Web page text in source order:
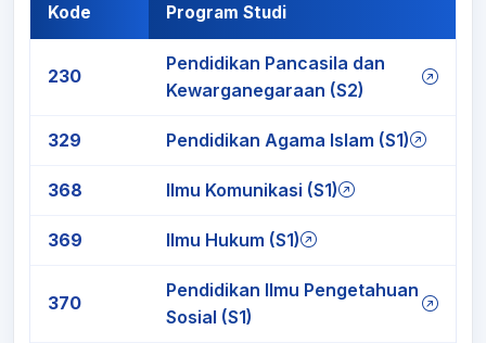
Kode Program Studi
230
Pendidikan Pancasila dan
Kewarganegaraan (S2)
329 Pendidikan Agama Islam (S1)
368 Ilmu Komunikasi (S1)
369 Ilmu Hukum (S1)
370
Pendidikan Ilmu Pengetahuan
Sosial (S1)